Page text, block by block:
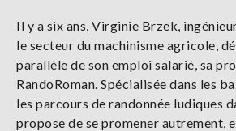
Il y a six ans, Virginie Brzek,
le secteur du machinisme agricole,
parallèle de son emploi salarié, sa
RandoRoman. Spécialisée dans les
les parcours de randonnée ludiques
propose de se promener autrement,